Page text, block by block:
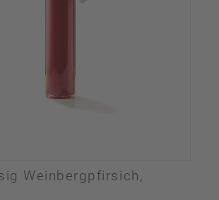
Weinbergpfirsich,